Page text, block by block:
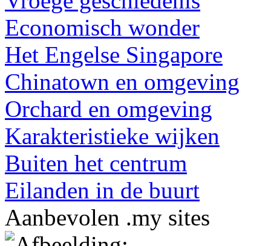
Economisch wonder
Het Engelse Singapore
Chinatown en omgeving
Orchard en omgeving
Karakteristieke wijken
Buiten het centrum
Eilanden in de buurt
Aanbevolen .my sites